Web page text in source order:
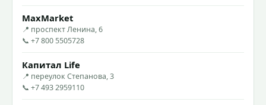
MaxMarket
📍 проспект Ленина, 6
📞 +7 800 5505728
Капитал Life
📍 переулок Степанова, 3
📞 +7 493 2959110